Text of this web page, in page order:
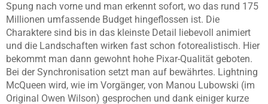
Spung nach vorne und man erkennt sofort, wo das rund 175
Millionen umfassende Budget hingeflossen ist. Die
Charaktere sind bis in das kleinste Detail liebevoll animiert
und die Landschaften wirken fast schon fotorealistisch. Hier
bekommt man dann gewohnt hohe Pixar-Qualität geboten.
Bei der Synchronisation setzt man auf bewährtes. Lightning
McQueen wird, wie im Vorgänger, von Manou Lubowski (im
Original Owen Wilson) gesprochen und dank einiger kurze